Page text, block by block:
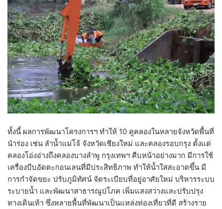
ทั้งนี้ ผลการพัฒนาโครงการฯ ทำให้ 10 คูคลองในหลายจังหวัดพื้นที่
นำร่อง เช่น ลำน้ำแม่โจ้ จังหวัดเชียงใหม่ และคลองรอบกรุง ตั้งแต่
คลองโอ่งอ่างถึงคลองบางลำพู กรุงเทพฯ คืบหน้าอย่างมาก มีการใช้
เครื่องบีบอัดตะกอนเลนที่มีประสิทธิภาพ ทำให้น้ำใสสะอาดขึ้น มี
การกำจัดขยะ ปรับภูมิทัศน์ จัดระเบียบที่อยู่อาศัยใหม่ บริหารระบบ
ระบายน้ำ และพัฒนาสาธารณูปโภค เพิ่มแสงสว่างและปรับปรุง
ทางเดินเท้า ซึ่งหลายพื้นที่พัฒนาเป็นแหล่งท่องเที่ยวที่ดี สร้างราย